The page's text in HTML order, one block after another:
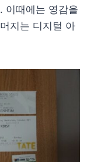
이때에는 영감을
지는 디지털 아